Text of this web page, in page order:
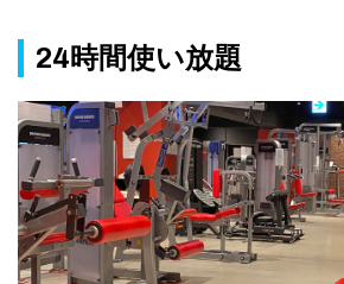
FLOOR MAP 施設案内
ACCESS アクセス
CONTACT お問い合わせ
24時間使い放題